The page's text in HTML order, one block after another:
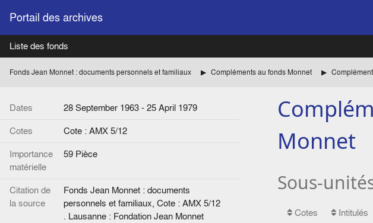
Portail des archives
Liste des fonds
Fonds Jean Monnet : documents personnels et familiaux Compléments au fonds Monnet
Dates
28 September 1963 - 25 April 1979
Cotes
Cote : AMX 5/12
Importance
matérielle
59 Pièce
Citation de
la source
Fonds Jean Monnet : documents
personnels et familiaux, Cote : AMX 5/12
. Lausanne : Fondation Jean Monnet
Monnet
Sous-
Cotes Intitulés